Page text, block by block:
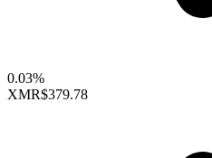
0.03%
XMR$379.78